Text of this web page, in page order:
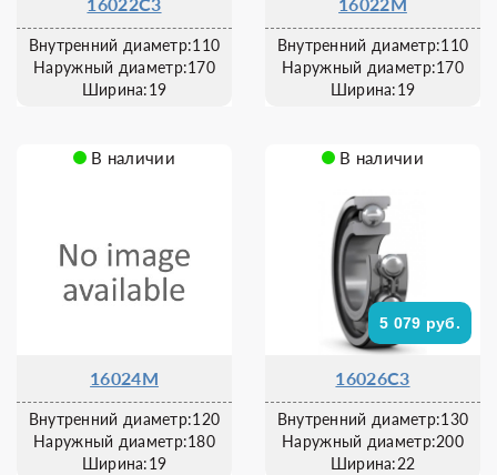
Внутренний диаметр:110
Наружный диаметр:170
Ширина:19
Внутренний диаметр:110
Наружный диаметр:170
Ширина:19
В наличии
16024M
Внутренний диаметр:120
Наружный диаметр:180
Ширина:19
В наличии
5 079 руб.
16026C3
Внутренний диаметр:130
Наружный диаметр:200
Ширина:22